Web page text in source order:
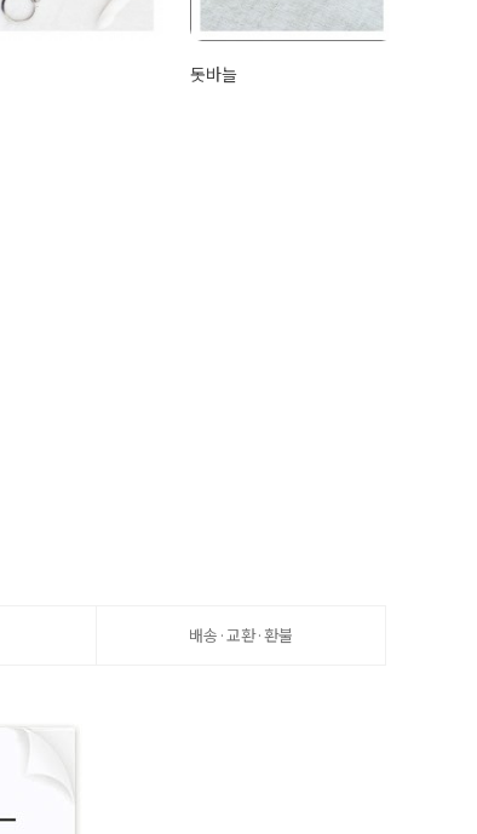
돗바늘
배송·교환·환불